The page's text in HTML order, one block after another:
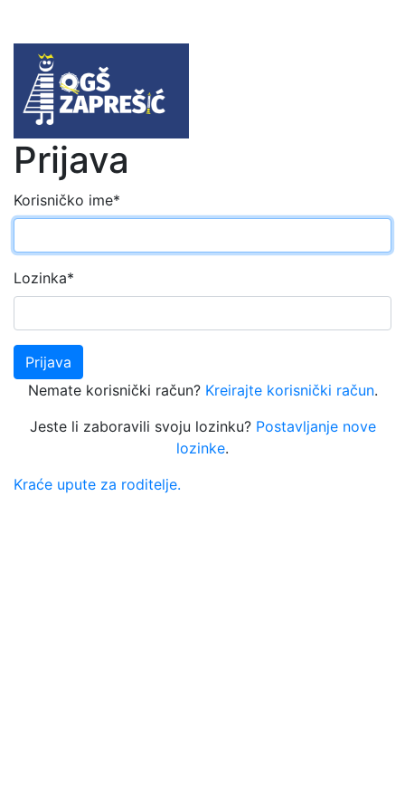
Prijava
Korisničko ime*
Lozinka*
Prijava
Nemate korisnički račun? Kreirajte korisnički račun.
Jeste li zaboravili svoju lozinku? Postavljanje nove
lozinke.
Kraće upute za roditelje.